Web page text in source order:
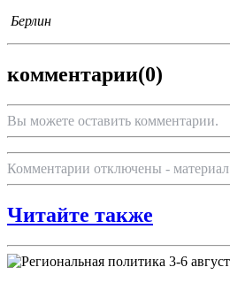
Берлин
комментарии(0)
Вы можете оставить комментарии.
Комментарии отключены -
Читайте также